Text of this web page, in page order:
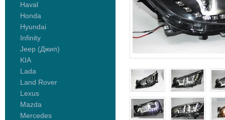
Haval
Honda
Hyundai
Infinity
Jeep (Джип)
KIA
Lada
Land Rover
Lexus
Mazda
Mercedes